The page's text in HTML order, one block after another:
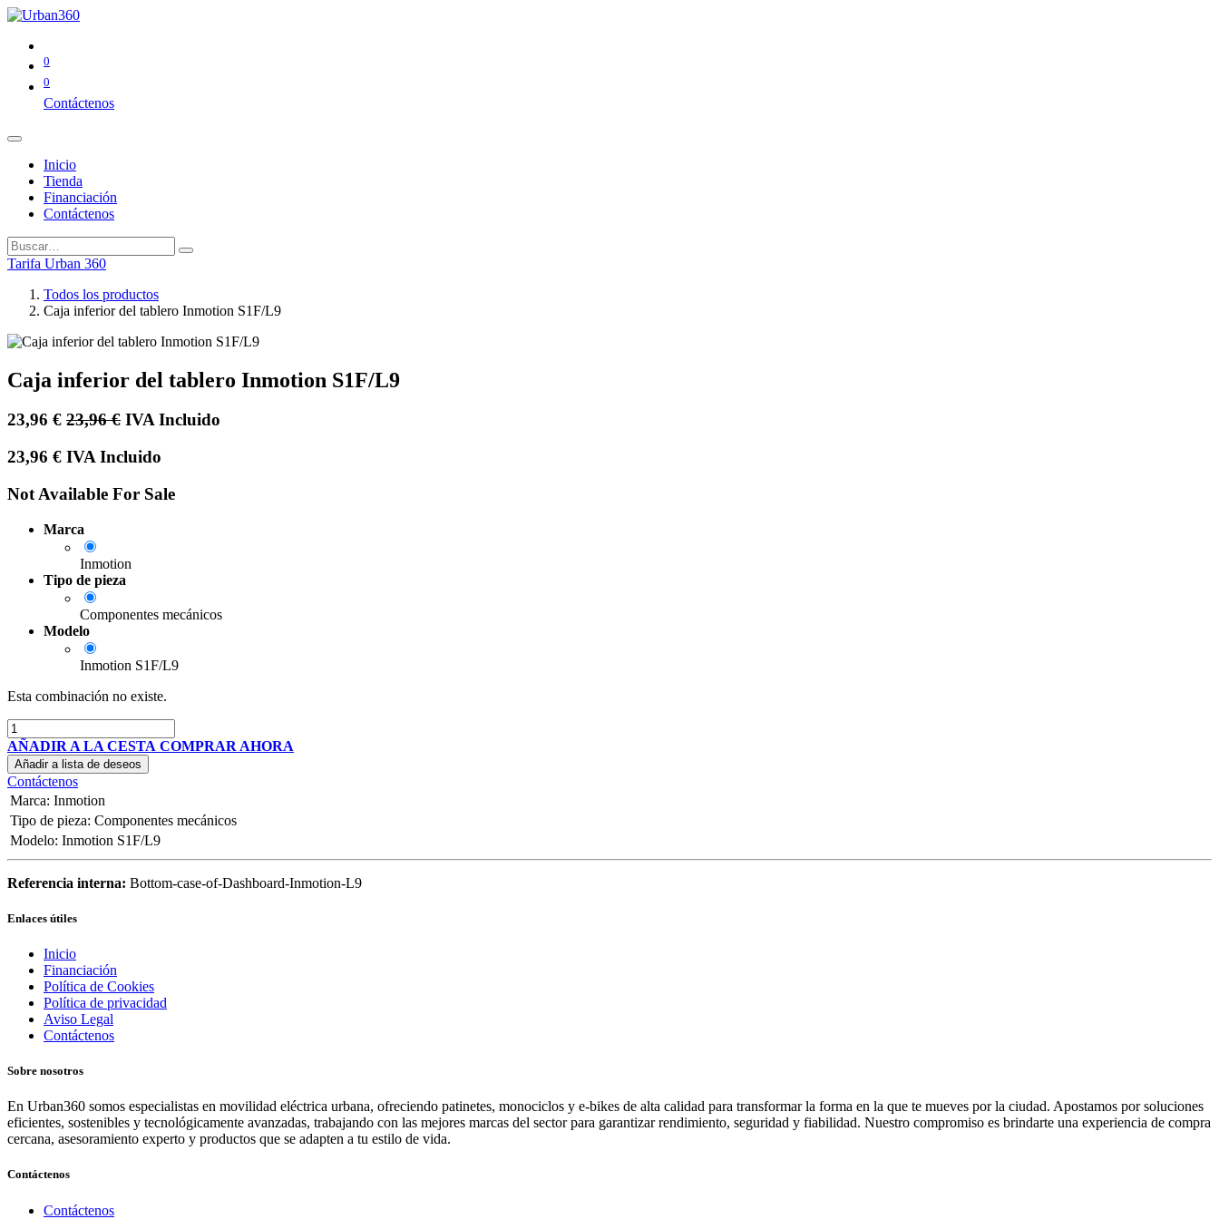
0
0
Contáctenos
Inicio
Tienda
Financiación
Contáctenos
Tarifa Urban 360
Todos los productos
Caja inferior del tablero Inmotion S1F/L9
Caja inferior del tablero Inmotion S1F/L9
23,96 € 23,96€ IVA Incluido
23,96 € IVA Incluido
Not Available For Sale
Marca
Inmotion
Tipo de pieza
Componentes mecánicos
Modelo
Inmotion S1F/L9
Esta combinación no existe.
AÑADIR A LA CESTA COMPRAR AHORA
Añadir a lista de deseos
Contáctenos
Marca: Inmotion
Tipo de pieza: Componentes mecánicos
Modelo: Inmotion S1F/L9
Referencia interna: Bottom-case-of-Dashboard-Inmotion-L9
Enlaces útiles
Inicio
Financiación
Política de Cookies
Política de privacidad
Aviso Legal
Contáctenos
Sobre nosotros
En Urban360 somos especialistas en movilidad eléctrica urbana, ofreciendo patinetes, monociclos y e-bikes de alta calidad para transformar la forma en la que te mueves por la ciudad. Apostamos por soluciones
eficientes, sostenibles y tecnológicamente avanzadas, trabajando con las mejores marcas del sector para garantizar rendimiento, seguridad y fiabilidad. Nuestro compromiso es brindarte una experiencia de compra
cercana, asesoramiento experto y productos que se adapten a tu estilo de vida.
Contáctenos
Contáctenos